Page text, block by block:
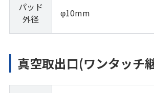
パッド
外径
φ10mm
真空取出口(ワンタッチ